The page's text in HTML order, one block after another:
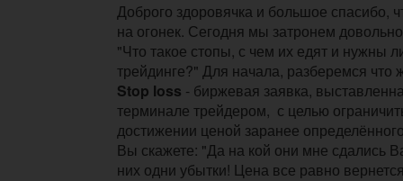
Доброго здоровячка и большое спасибо,
на огонек. Сегодня мы затронем
"Что такое стопы, с чем их едят и нужны
трейдинге?" Для начала, разберемся что
Stop loss - биржевая заявка,
терминале трейдером, с целью
достижении ценой заранее
Вы скажете: "Да на кой они мне сдались
них одни убытки! Цена все равно